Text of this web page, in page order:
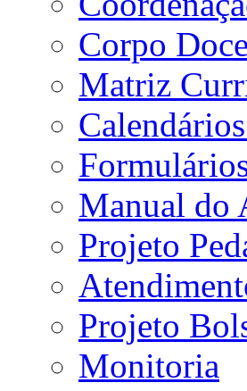
Corpo
Matriz
Manual do
Projeto
Projeto
Monitoria